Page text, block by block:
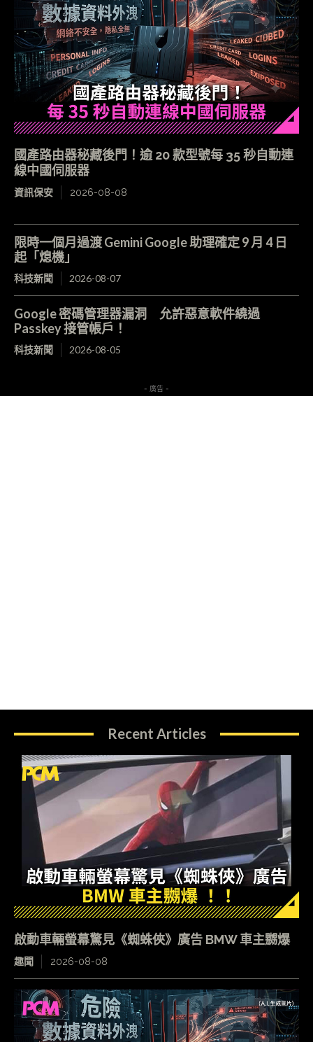
國產路由器秘藏後門！逾 20 款型號每 35 秒自動連
線中國伺服器
資訊保安 2026-08-08
限時一個月過渡 Gemini Google 助理確定 9 月 4 日
起「熄機」
科技新聞 2026-08-07
Google 密碼管理器漏洞 允許惡意軟件繞過
Passkey 接管帳戶！
科技新聞 2026-08-05
- 廣告 -
Recent Articles
啟動車輛螢幕驚見《蜘蛛俠》廣告 BMW 車主嬲爆
趣聞 2026-08-08